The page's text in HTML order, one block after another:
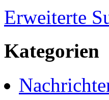
Erweiterte
Kategorien